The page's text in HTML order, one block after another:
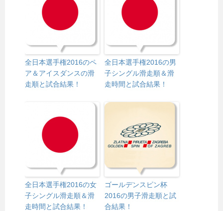
全日本選手権2016のペ
ア＆アイスダンスの滑
走順と試合結果！
全日本選手権2016の男
子シングル滑走順＆滑
走時間と試合結果！
全日本選手権2016の女
子シングル滑走順＆滑
走時間と試合結果！
ゴールデンスピン杯
2016の男子滑走順と試
合結果！